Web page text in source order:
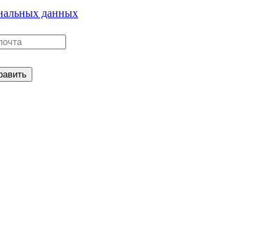
данных